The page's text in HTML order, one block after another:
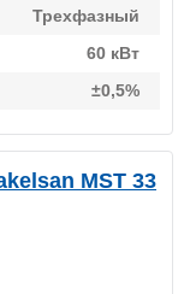
Трехфазный
60 кВт
±0,5%
MST 33